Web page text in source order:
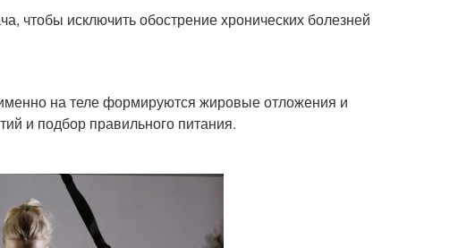
чтобы исключить обострение хронических болезней
на теле формируются жировые отложения и
и подбор правильного питания.